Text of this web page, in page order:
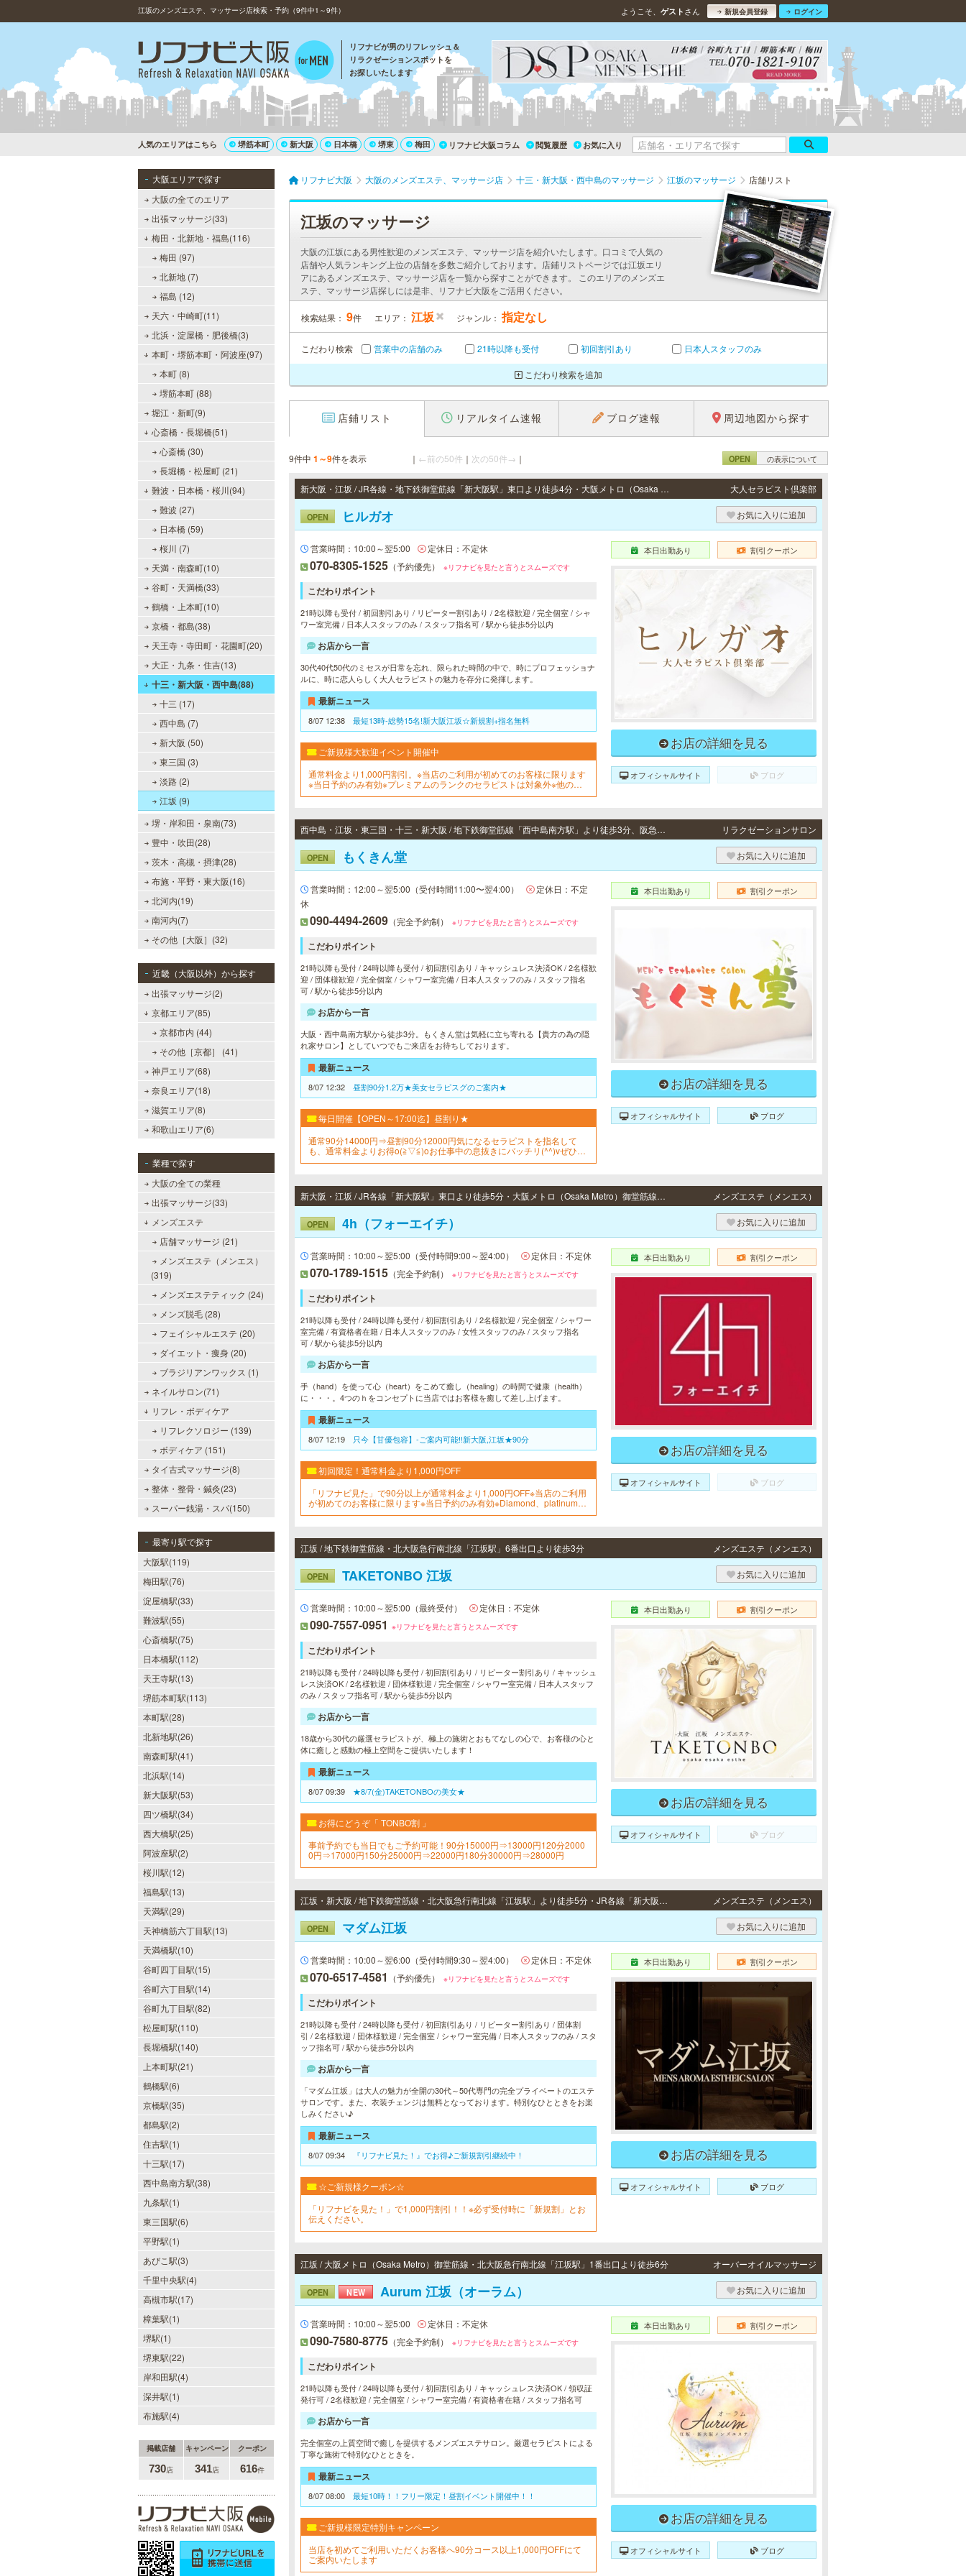
江坂のメンズエステ、マッサージ店検索・予約（9件中1～9件） ようこそ、 ゲスト さん 新規会員登録 ログイン
リフナビが男のリフレッシュ＆
リラクゼーションスポットを
お探しいたします
人気のエリアはこちら 堺筋本町 新大阪 日本橋 堺東 梅田 リフナビ大阪コラム 閲覧履歴 お気に入り
大阪エリアで探す
大阪の全てのエリア
出張マッサージ(33)
梅田・北新地・福島(116)
梅田 (97)
北新地 (7)
福島 (12)
天六・中崎町(11)
北浜・淀屋橋・肥後橋(3)
本町・堺筋本町・阿波座(97)
本町 (8)
堺筋本町 (88)
堀江・新町(9)
心斎橋・長堀橋(51)
心斎橋 (30)
長堀橋・松屋町 (21)
難波・日本橋・桜川(94)
難波 (27)
日本橋 (59)
桜川 (7)
天満・南森町(10)
谷町・天満橋(33)
鶴橋・上本町(10)
京橋・都島(38)
天王寺・寺田町・花園町(20)
大正・九条・住吉(13)
十三・新大阪・西中島(88)
十三 (17)
西中島 (7)
新大阪 (50)
東三国 (3)
淡路 (2)
江坂 (9)
堺・岸和田・泉南(73)
豊中・吹田(28)
茨木・高槻・摂津(28)
布施・平野・東大阪(16)
北河内(19)
南河内(7)
その他［大阪］(32)
近畿（大阪以外）から探す
出張マッサージ(2)
京都エリア(85)
京都市内 (44)
その他［京都］ (41)
神戸エリア(68)
奈良エリア(18)
滋賀エリア(8)
和歌山エリア(6)
業種で探す
大阪の全ての業種
出張マッサージ(33)
メンズエステ
店舗マッサージ (21)
メンズエステ（メンエス）
(319)
メンズエステティック (24)
メンズ脱毛 (28)
フェイシャルエステ (20)
ダイエット・痩身 (20)
ブラジリアンワックス (1)
ネイルサロン(71)
リフレ・ボディケア
リフレクソロジー (139)
ボディケア (151)
タイ古式マッサージ(8)
整体・整骨・鍼灸(23)
スーパー銭湯・スパ(150)
最寄り駅で探す
大阪駅(119)
梅田駅(76)
淀屋橋駅(33)
難波駅(55)
心斎橋駅(75)
日本橋駅(112)
天王寺駅(13)
堺筋本町駅(113)
本町駅(28)
北新地駅(26)
南森町駅(41)
北浜駅(14)
新大阪駅(53)
四ツ橋駅(34)
西大橋駅(25)
阿波座駅(2)
桜川駅(12)
福島駅(13)
天満駅(29)
天神橋筋六丁目駅(13)
天満橋駅(10)
谷町四丁目駅(15)
谷町六丁目駅(14)
谷町九丁目駅(82)
松屋町駅(110)
長堀橋駅(140)
上本町駅(21)
鶴橋駅(6)
京橋駅(35)
都島駅(2)
住吉駅(1)
十三駅(17)
西中島南方駅(38)
九条駅(1)
東三国駅(6)
平野駅(1)
あびこ駅(3)
千里中央駅(4)
高槻市駅(17)
樟葉駅(1)
堺駅(1)
堺東駅(22)
岸和田駅(4)
深井駅(1)
布施駅(4)
掲載店舗 キャンペーン クーポン
730店 341店 616件
新大阪駅東口徒歩１分！大阪のメン
エス業界の中でも最高クラスのクオ
リティ!!厳選に厳選を重ねたセラピ
受け実現しました。日々の疲れを解
きほぐす極上のお時間をご堪能くだ
さい。
当たりSPA 日本橋店
当店では、少しでも多くのお客様に
ご利用して頂く為に無料専用駐車場
を完備しております。★完全個室★
お客様に『当たり』と思ってもらえ
る様ルックス、施術レベルを極めた
セラピストがマッサージをご提供致
します。
LA BELLA 日本橋・堺筋本
町・谷町ルーム（ラベーラ）
若い女性にはない大人の魅力を存分
に味わってくださいませ。またプラ
しい方でも出張での対応もしており
い。
美魔女セラピー 梅田店
地下鉄梅田駅より徒歩5分。洗練さ
れた美魔女による究極の癒しをご堪
能ください。
リフナビ大阪 大阪のメンズエステ、マッサージ店 十三・新大阪・西中島のマッサージ 江坂のマッサージ 店舗リスト
江坂のマッサージ
大阪の江坂にある男性歓迎のメンズエステ、マッサージ店を紹介いたします。口コミで人気の
店舗や人気ランキング上位の店舗を多数ご紹介しております。店鋪リストページでは江坂エリ
アにあるメンズエステ、マッサージ店を一覧から探すことができます。 このエリアのメンズエ
ステ、マッサージ店探しには是非、リフナビ大阪をご活用ください。
検索結果： 9件 エリア： 江坂 ジャンル： 指定なし
こだわり検索 営業中の店舗のみ 21時以降も受付 初回割引あり 日本人スタッフのみ
こだわり検索を追加
店鋪リスト リアルタイム速報 ブログ速報 周辺地図から探す
9件中 1～9件を表示 ｜ ←前の50件 ｜ 次の50件→ ｜ OPEN の表示について
新大阪・江坂 / JR各線・地下鉄御堂筋線「新大阪駅」東口より徒歩4分・大阪メトロ（Osaka Metro）御堂筋線・北大阪急行南北線「江坂駅」6番出口より徒歩4分 大人セラピスト倶楽部
OPEN ヒルガオ お気に入りに追加
営業時間：10:00～翌5:00 定休日：不定休
070-8305-1525 （予約優先） ※リフナビを見たと言うとスムーズです
こだわりポイント
21時以降も受付 / 初回割引あり / リピーター割引あり / 2名様歓迎 / 完全個室 / シャ
ワー室完備 / 日本人スタッフのみ / スタッフ指名可 / 駅から徒歩5分以内
お店から一言
30代40代50代のミセスが日常を忘れ、限られた時間の中で、時にプロフェッショナ
ルに、時に恋人らしく大人セラピストの魅力を存分に発揮します。
最新ニュース
8/07 12:38 最短13時-総勢15名!新大阪江坂☆新規割+指名無料
ご新規様大歓迎イベント開催中
通常料金より1,000円割引。※当店のご利用が初めてのお客様に限ります
※当日予約のみ有効※プレミアムのランクのセラピストは対象外※他の割
引との併用不可
本日出勤あり 割引クーポン
お店の詳細を見る
オフィシャルサイト ブログ
西中島・江坂・東三国・十三・新大阪 / 地下鉄御堂筋線「西中島南方駅」より徒歩3分、阪急京都本線「南方駅」より徒歩5分・地下鉄御堂筋線・北大阪急行南北線「江坂駅」より徒歩3分・JR東海道本線「東淀川駅」より徒歩5分、地下鉄御堂筋線「東三国駅」2番出口より徒歩9分・阪急各線「十三駅」西口より徒歩5分・JR各線「新大阪駅」北口より徒歩5分 リラクゼーションサロン
OPEN もくきん堂 お気に入りに追加
営業時間：12:00～翌5:00（受付時間11:00〜翌4:00）
定休日：不定
休
090-4494-2609 （完全予約制） ※リフナビを見たと言うとスムーズです
こだわりポイント
21時以降も受付 / 24時以降も受付 / 初回割引あり / キャッシュレス決済OK / 2名様歓
迎 / 団体様歓迎 / 完全個室 / シャワー室完備 / 日本人スタッフのみ / スタッフ指名
可 / 駅から徒歩5分以内
お店から一言
大阪・西中島南方駅から徒歩3分。もくきん堂は気軽に立ち寄れる【貴方の為の隠
れ家サロン】としていつでもご来店をお待ちしております。
最新ニュース
8/07 12:32 昼割90分1.2万★美女セラピスグのご案内★
毎日開催【OPEN～17:00迄】昼割り★
通常90分14000円⇒昼割90分12000円気になるセラピストを指名して
も、通常料金よりお得o(≧▽≦)oお仕事中の息抜きにバッチリ(^^)vぜひご
利用ください☆☆☆※12月26日～1月5日まではご利用できません
本日出勤あり 割引クーポン
お店の詳細を見る
オフィシャルサイト ブログ
新大阪・江坂 / JR各線「新大阪駅」東口より徒歩5分・大阪メトロ（Osaka Metro）御堂筋線・北大阪急行南北線「江坂駅」6番出口より徒歩4分 メンズエステ（メンエス）
OPEN 4h（フォーエイチ） お気に入りに追加
営業時間：10:00～翌5:00（受付時間9:00～翌4:00） 定休日：不定休
070-1789-1515 （完全予約制） ※リフナビを見たと言うとスムーズです
こだわりポイント
21時以降も受付 / 24時以降も受付 / 初回割引あり / 2名様歓迎 / 完全個室 / シャワー
室完備 / 有資格者在籍 / 日本人スタッフのみ / 女性スタッフのみ / スタッフ指名
可 / 駅から徒歩5分以内
お店から一言
手（hand）を使って心（heart）をこめて癒し（healing）の時間で健康（health）
に・・・。4つのｈをコンセプトに当店ではお客様を癒して差し上げます。
最新ニュース
8/07 12:19 只今【甘優包容】-ご案内可能!!新大阪,江坂★90分
初回限定！通常料金より1,000円OFF
「リフナビ見た」で90分以上が通常料金より1,000円OFF※当店のご利用
が初めてのお客様に限ります※当日予約のみ有効※Diamond、platinumの
ランクのセラピストは対象外※他の割引との併用不可
本日出勤あり 割引クーポン
お店の詳細を見る
オフィシャルサイト ブログ
江坂 / 地下鉄御堂筋線・北大阪急行南北線「江坂駅」6番出口より徒歩3分 メンズエステ（メンエス）
OPEN TAKETONBO 江坂 お気に入りに追加
営業時間：10:00～翌5:00（最終受付） 定休日：不定休
090-7557-0951 ※リフナビを見たと言うとスムーズです
こだわりポイント
21時以降も受付 / 24時以降も受付 / 初回割引あり / リピーター割引あり / キャッシュ
レス決済OK / 2名様歓迎 / 団体様歓迎 / 完全個室 / シャワー室完備 / 日本人スタッフ
のみ / スタッフ指名可 / 駅から徒歩5分以内
お店から一言
18歳から30代の厳選セラピストが、極上の施術とおもてなしの心で、お客様の心と
体に癒しと感動の極上空間をご提供いたします！
最新ニュース
8/07 09:39 ★8/7(金)TAKETONBOの美女★
お得にどうぞ「 TONBO割 」
事前予約でも当日でもご予約可能！90分15000円⇒13000円120分2000
0円⇒17000円150分25000円⇒22000円180分30000円⇒28000円
本日出勤あり 割引クーポン
お店の詳細を見る
オフィシャルサイト ブログ
江坂・新大阪 / 地下鉄御堂筋線・北大阪急行南北線「江坂駅」より徒歩5分・JR各線「新大阪駅」より徒歩2分、大阪メトロ（Osaka Metro）御堂筋線「新大阪駅」より徒歩5分 メンズエステ（メンエス）
OPEN マダム江坂 お気に入りに追加
営業時間：10:00～翌6:00（受付時間9:30～翌4:00） 定休日：不定休
070-6517-4581 （予約優先） ※リフナビを見たと言うとスムーズです
こだわりポイント
21時以降も受付 / 24時以降も受付 / 初回割引あり / リピーター割引あり / 団体割
引 / 2名様歓迎 / 団体様歓迎 / 完全個室 / シャワー室完備 / 日本人スタッフのみ / スタ
ッフ指名可 / 駅から徒歩5分以内
お店から一言
「マダム江坂」は大人の魅力が全開の30代～50代専門の完全プライベートのエステ
サロンです。また、衣装チェンジは無料となっております。特別なひとときをお楽
しみください♪
最新ニュース
8/07 09:34 『リフナビ見た！』でお得♪ご新規割引継続中！
☆ご新規様クーポン☆
「リフナビを見た！」で1,000円割引！！※必ず受付時に「新規割」とお
伝えください。
本日出勤あり 割引クーポン
お店の詳細を見る
オフィシャルサイト ブログ
江坂 / 大阪メトロ（Osaka Metro）御堂筋線・北大阪急行南北線「江坂駅」1番出口より徒歩6分 オーバーオイルマッサージ
OPEN NEW Aurum 江坂（オーラム） お気に入りに追加
営業時間：10:00～翌5:00 定休日：不定休
090-7580-8775 （完全予約制） ※リフナビを見たと言うとスムーズです
こだわりポイント
21時以降も受付 / 24時以降も受付 / 初回割引あり / キャッシュレス決済OK / 領収証
発行可 / 2名様歓迎 / 完全個室 / シャワー室完備 / 有資格者在籍 / スタッフ指名可
お店から一言
完全個室の上質空間で癒しを提供するメンズエステサロン。厳選セラピストによる
丁寧な施術で特別なひとときを。
最新ニュース
8/07 08:00 最短10時！！フリー限定！昼割イベント開催中！！
ご新規様限定特別キャンペーン
当店を初めてご利用いただくお客様へ90分コース以上1,000円OFFにて
ご案内いたします
本日出勤あり 割引クーポン
お店の詳細を見る
オフィシャルサイト ブログ